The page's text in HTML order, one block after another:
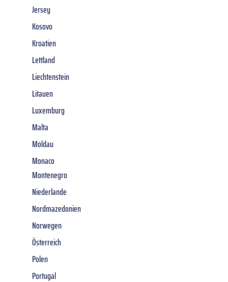
Jersey
Kosovo
Kroatien
Lettland
Liechtenstein
Litauen
Luxemburg
Malta
Moldau
Monaco
Montenegro
Niederlande
Nordmazedonien
Norwegen
Österreich
Polen
Portugal